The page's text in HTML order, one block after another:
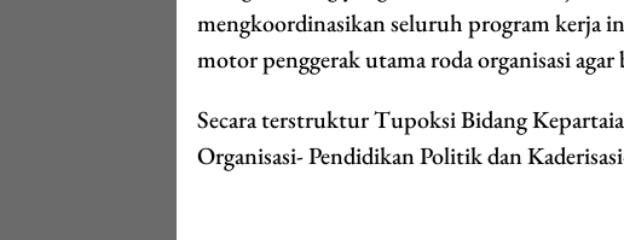
mengkoordinasikan seluruh program kerja
motor penggerak utama roda organisasi
Secara terstruktur Tupoksi Bidang
Organisasi- Pendidikan Politik dan